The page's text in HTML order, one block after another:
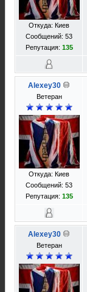
Откуда: Киев
Сообщений: 53
Репутация: 135
Alexey30
Ветеран
Откуда: Киев
Сообщений: 53
Репутация: 135
Alexey30
Ветеран